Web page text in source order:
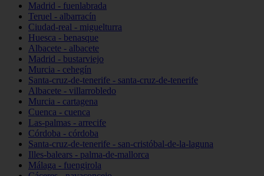
Madrid - fuenlabrada
Teruel - albarracín
Ciudad-real - miguelturra
Huesca - benasque
Albacete - albacete
Madrid - bustarviejo
Murcia - cehegín
Santa-cruz-de-tenerife - santa-cruz-de-tenerife
Albacete - villarrobledo
Murcia - cartagena
Cuenca - cuenca
Las-palmas - arrecife
Córdoba - córdoba
Santa-cruz-de-tenerife - san-cristóbal-de-la-laguna
Illes-balears - palma-de-mallorca
Málaga - fuengirola